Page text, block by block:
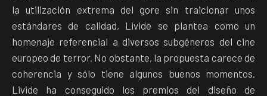
la utilización extrema del gore sin traicionar unos
estándares de calidad, Livide se plantea como un
homenaje referencial a diversos subgéneros del cine
europeo de terror. No obstante, la propuesta carece de
coherencia y sólo tiene algunos buenos momentos.
Livide ha conseguido los premios del diseño de